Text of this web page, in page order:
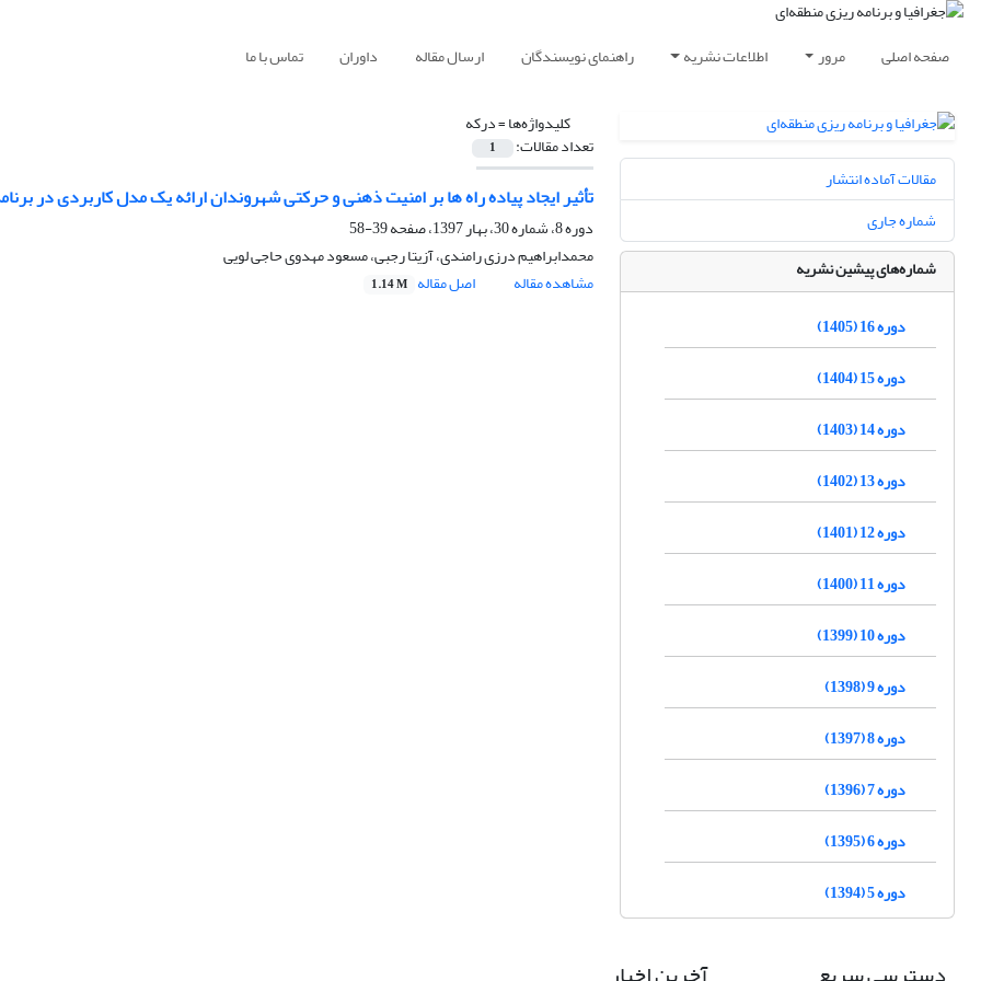
صفحه اصلی مرور اطلاعات نشریه راهنمای نویسندگان ارسال مقاله داوران تماس با ما
کلیدواژه‌ها =درکه
تعداد مقالات: 1
تأثیر ایجاد پیاده راه ها بر امنیت ذهنی و حرکتی شهروندان ارائه یک مدل کاربردی در
دوره 8، شماره 30، بهار 1397، صفحه
39-58
محمدابراهیم درزی رامندی، آزیتا رجبی، مسعود مهدوی حاجی لویی
مشاهده مقاله
اصل مقاله 1.14 M
مقالات آماده انتشار
شماره جاری
شماره‌های پیشین نشریه
دوره 16 (1405)
دوره 15 (1404)
دوره 14 (1403)
دوره 13 (1402)
دوره 12 (1401)
دوره 11 (1400)
دوره 10 (1399)
دوره 9 (1398)
دوره 8 (1397)
دوره 7 (1396)
دوره 6 (1395)
دوره 5 (1394)